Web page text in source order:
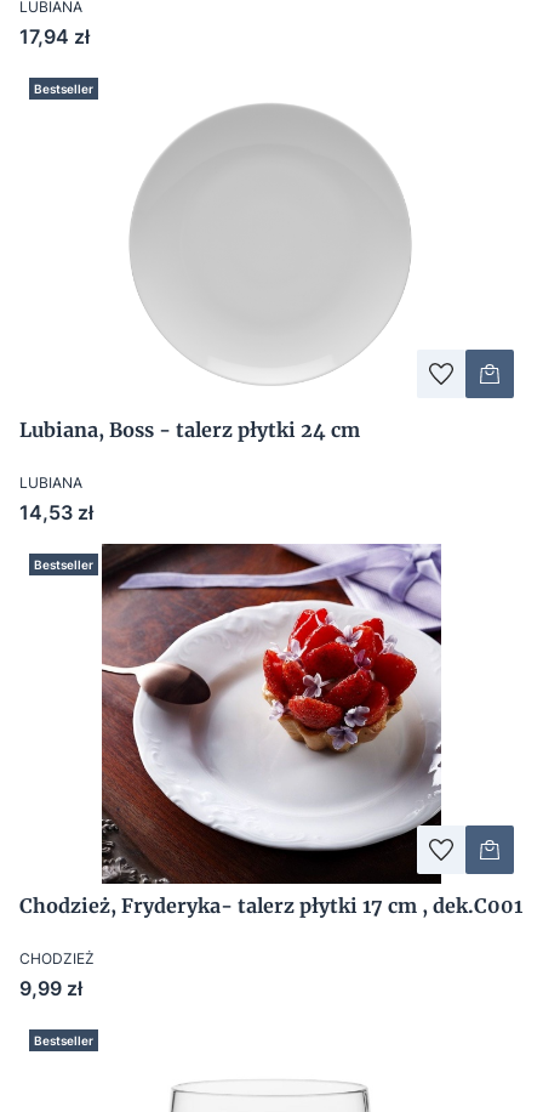
LUBIANA
Cena
17,94 zł
Bestseller
Lubiana, Boss - talerz płytki 24 cm
LUBIANA
Cena
14,53 zł
Bestseller
Chodzież, Fryderyka- talerz płytki 17 cm , dek.C001
CHODZIEŻ
Cena
9,99 zł
Bestseller